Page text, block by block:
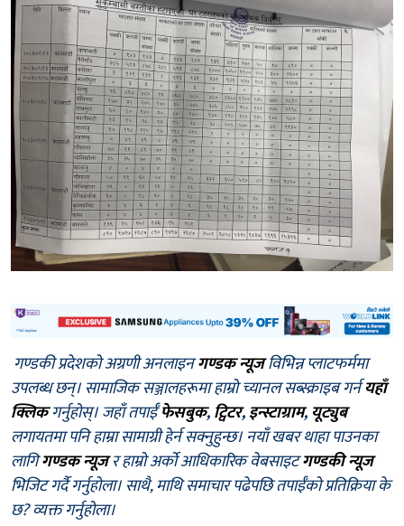
गण्डकी प्रदेशको अग्रणी अनलाइनगण्डक न्यूजविभिन्न प्लाटफर्ममा
उपलब्ध छन्। सामाजिक सञ्जालहरूमा हाम्रो च्यानल सब्स्क्राइब गर्नयहाँ
क्लिकगर्नुहोस्। जहाँ तपाईँफेसबुक,ट्विटर,इन्स्टाग्राम, यूट्युब
लगायतमा पनि हाम्रा सामाग्री हेर्न सक्नुहुन्छ। नयाँ खबर थाहा पाउनका
लागिगण्डक न्यूजर हाम्रो अर्को आधिकारिक वेबसाइटगण्डकी न्यूज
भिजिट गर्दै गर्नुहोला। साथै, माथि समाचार पढेपछि तपाईँको प्रतिक्रिया के
छ? व्यक्त गर्नुहोला।